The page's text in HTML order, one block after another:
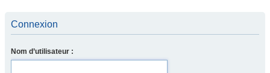
Connexion
Nom d’utilisateur :